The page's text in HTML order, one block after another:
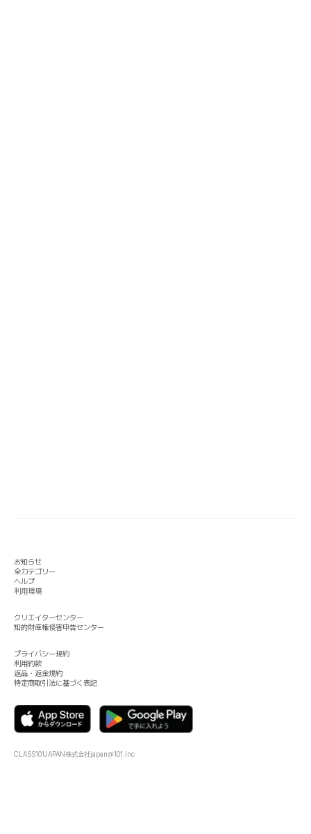
お知らせ
全カテゴリー
ヘルプ
利用環境
クリエイターセンター
知的財産権侵害申告センター
プライバシー規約
利用約款
返品・返金規約
特定商取引法に基づく表記
CLASS101JAPAN株式会社japan@101.inc